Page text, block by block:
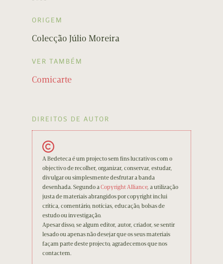
ORIGEM
Colecção Júlio Moreira
VER TAMBÉM
Comicarte
DIREITOS DE AUTOR
A Bedeteca é um projecto sem fins lucrativos com o
objectivo de recolher, organizar, conservar, estudar,
divulgar ou simplesmente desfrutar a banda
desenhada. Segundo aCopyright Alliance, a utilização
justa de materiais abrangidos por copyright inclui
crítica, comentário, notícias, educação, bolsas de
estudo ou investigação.
Apesar disso, se algum editor, autor, criador, se sentir
lesado ou apenas não desejar que os seus materiais
façam parte deste projecto, agradecemos que nos
contactem.